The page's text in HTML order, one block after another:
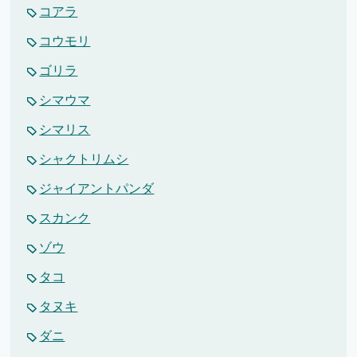
コアラ
コウモリ
ゴリラ
シマウマ
シマリス
シャクトリムシ
ジャイアントパンダ
スカンク
ゾウ
タコ
タヌキ
ダニ